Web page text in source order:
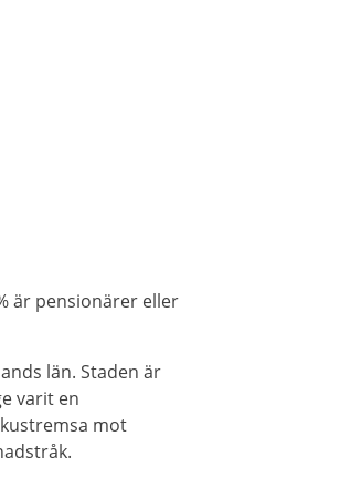
är pensionärer eller
län. Staden är
varit en
mot